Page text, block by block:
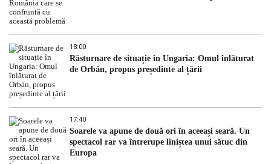
18:00
Răsturnare de situație în Ungaria: Omul înlăturat
de Orbán, propus președinte al țării
17:40
Soarele va apune de două ori în aceeași seară. Un
spectacol rar va întrerupe liniștea unui sătuc din
Europa